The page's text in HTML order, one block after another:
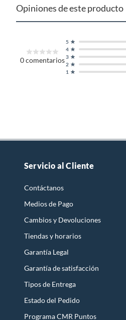
Opiniones de este producto
0comentarios
1
2
3
4
5
Servicio al Cliente
Contáctanos
Medios de Pago
Cambios y Devoluciones
Tiendas y horarios
Garantía Legal
Garantía de satisfacción
Tipos de Entrega
Estado del Pedido
Programa CMR Puntos